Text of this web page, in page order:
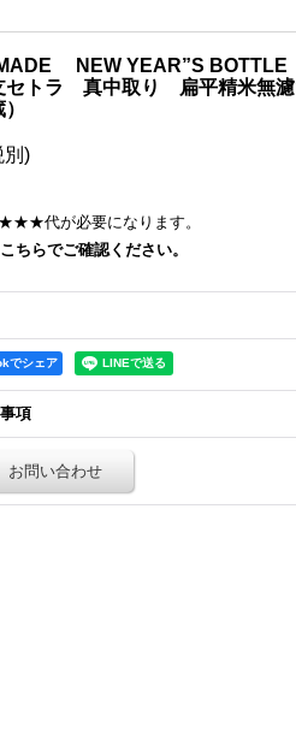
NEW YEAR”S BOTTLE
トラ 真中取り 扁平精米無濾
別)
★★★代が必要になります。
ちらでご確認ください。
でシェア
項
お問い合わせ